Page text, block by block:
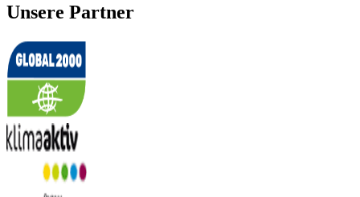
Unsere Partner